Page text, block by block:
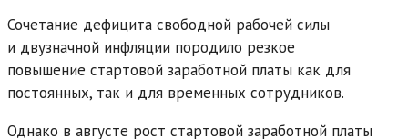
Сочетание дефицита свободной рабочей силы
и двузначной инфляции породило резкое
повышение стартовой заработной платы как для
постоянных, так и для временных сотрудников.
Однако в августе рост стартовой заработной платы